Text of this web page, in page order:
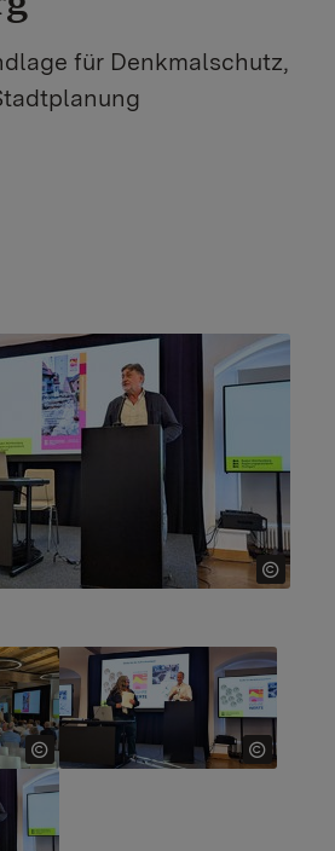
für Denkmalschutz,
for:Show larger version for:
for: